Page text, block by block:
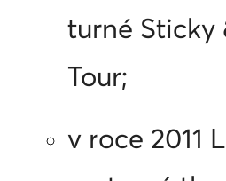
turné Sticky
Tour;
v roce 2011